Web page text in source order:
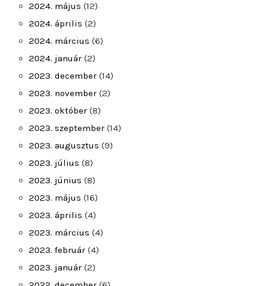
2024. május (12)
2024. április (2)
2024. március (6)
2024. január (2)
2023. december (14)
2023. november (2)
2023. október (8)
2023. szeptember (14)
2023. augusztus (9)
2023. július (8)
2023. június (8)
2023. május (16)
2023. április (4)
2023. március (4)
2023. február (4)
2023. január (2)